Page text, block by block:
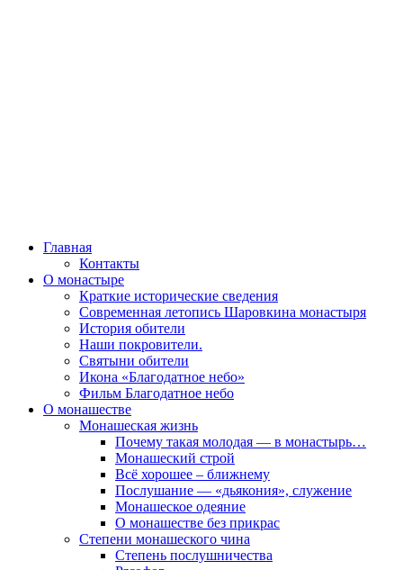
Главная
Контакты
О монастыре
Краткие исторические сведения
Современная летопись Шаровкина монастыря
История обители
Наши покровители.
Святыни обители
Икона «Благодатное небо»
Фильм Благодатное небо
О монашестве
Монашеская жизнь
Почему такая молодая — в монастырь…
Монашеский строй
Всё хорошее – ближнему
Послушание — «дьякония», служение
Монашеское одеяние
О монашестве без прикрас
Степени монашеского чина
Степень послушничества